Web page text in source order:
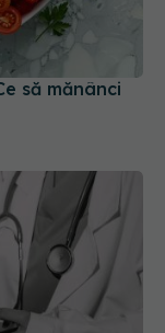
să mănânci